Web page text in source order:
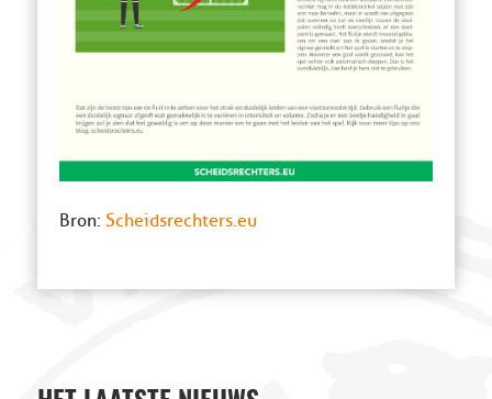
Bron: Scheidsrechters.eu